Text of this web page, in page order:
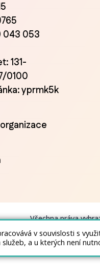
043 053
131-
0100
yprmk5k
Všechna práva
v souvislosti s
a u kterých není